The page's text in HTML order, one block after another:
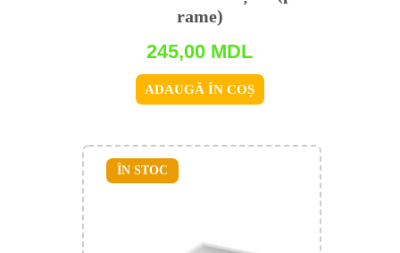
rame)
245,00 MDL
ADAUGĂ ÎN COȘ
ÎN STOC